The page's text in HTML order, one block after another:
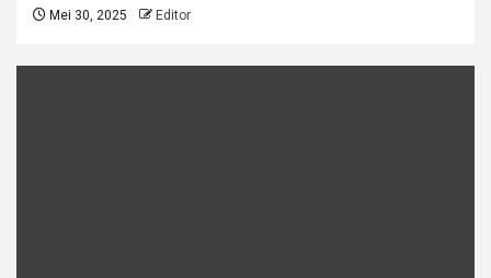
Mei 30, 2025 Editor